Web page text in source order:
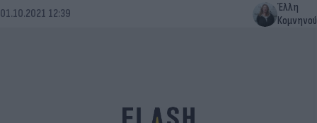
01.10.2021 12:39
Έλλη
Κομνηνού